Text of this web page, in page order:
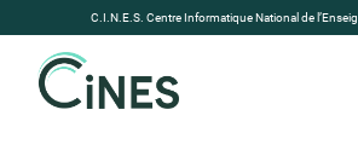
C.I.N.E.S. Centre Informatique National de